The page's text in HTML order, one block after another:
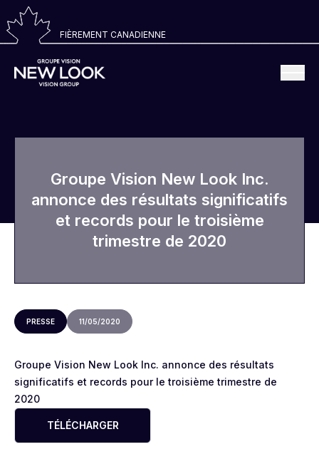
FIÈREMENT CANADIENNE
Groupe Vision New Look Inc.
annonce des résultats significatifs
et records pour le troisième
trimestre de 2020
PRESSE 11/05/2020
Groupe Vision New Look Inc. annonce des résultats
significatifs et records pour le troisième trimestre de
2020
TÉLÉCHARGER